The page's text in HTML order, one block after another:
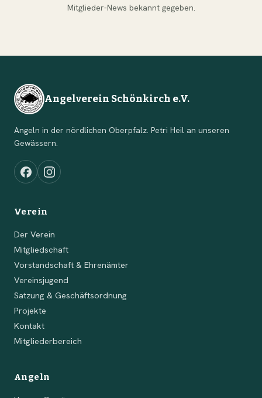
Mitglieder-News bekannt gegeben.
Angelverein Schönkirch e.V.
Angeln in der nördlichen Oberpfalz. Petri Heil an unseren
Gewässern.
Verein
Der Verein
Mitgliedschaft
Vorstandschaft & Ehrenämter
Vereinsjugend
Satzung & Geschäftsordnung
Projekte
Kontakt
Mitgliederbereich
Angeln